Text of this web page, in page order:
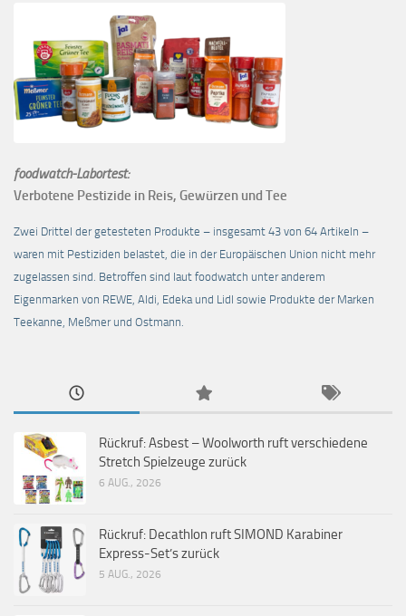
foodwatch-Labortest:
Verbotene Pestizide in Reis, Gewürzen und Tee
Zwei Drittel der getesteten Produkte – insgesamt 43 von 64 Artikeln –
waren mit Pestiziden belastet, die in der Europäischen Union nicht mehr
zugelassen sind. Betroffen sind laut foodwatch unter anderem
Eigenmarken von REWE, Aldi, Edeka und Lidl sowie Produkte der Marken
Teekanne, Meßmer und Ostmann.
Rückruf: Asbest – Woolworth ruft verschiedene
Stretch Spielzeuge zurück
6 AUG., 2026
Rückruf: Decathlon ruft SIMOND Karabiner
Express-Set’s zurück
5 AUG., 2026